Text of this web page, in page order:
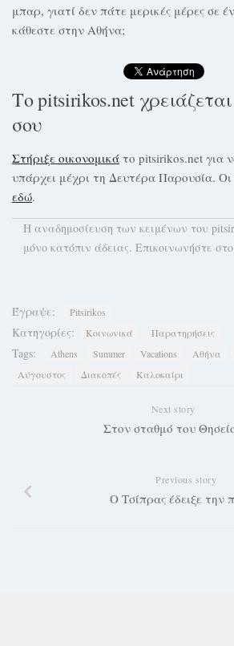
μπαρ, γιατί δεν πάτε μερικές μέρες σε
κάθεστε στην Αθήνα;
Το pitsirikos.net
σου
Στήριξε οικονομικά το pitsirikos.net για
υπάρχει μέχρι τη Δευτέρα Παρουσία. Οι
εδώ.
H αναδημοσίευση των κειμένων του
μόνο κατόπιν άδειας. Επικοινωνήστε
Έγραψε: Pitsirikos
Κατηγορίες: Κοινωνικά Παρατηρήσεις
Tags: Athens Summer Vacations Αθήνα
Αύγουστος
Διακοπές Καλοκαίρι
Next story
Στον σταθμό του
Previous story
Ο Τσίπρας έδειξε την